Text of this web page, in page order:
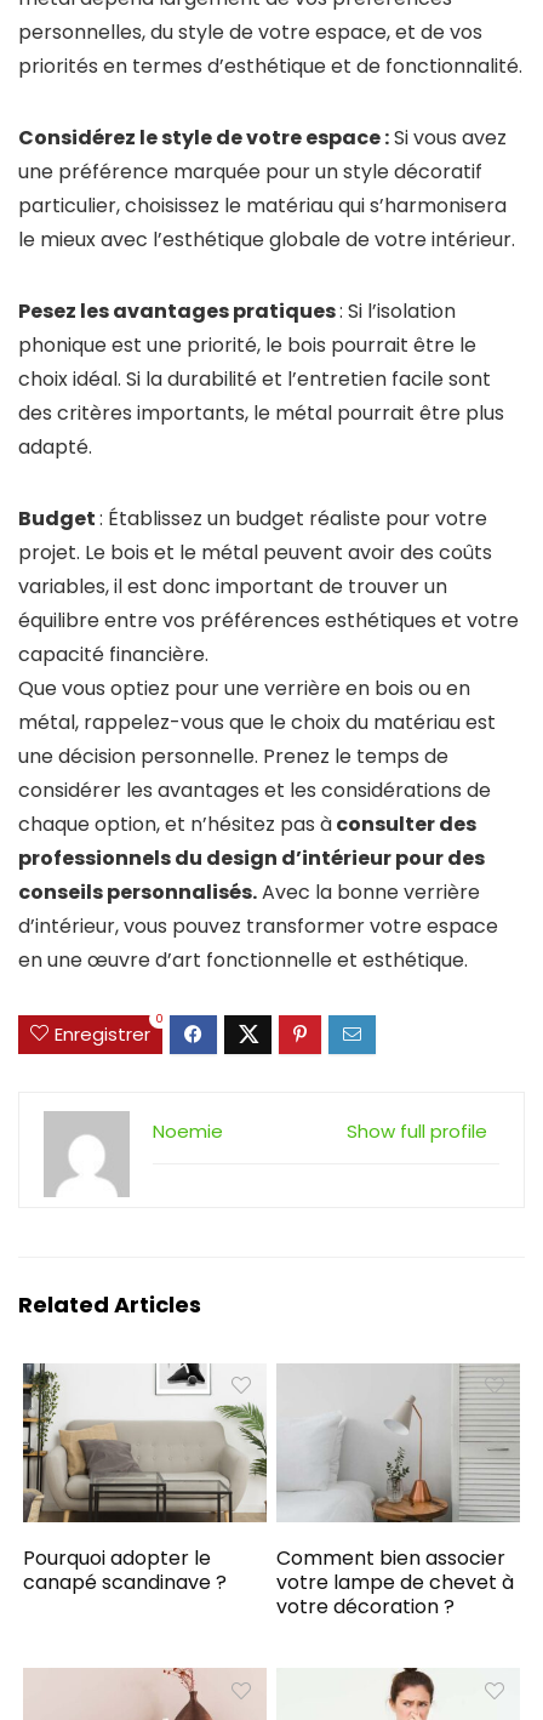
personnelles, du style de votre espace, et de vos
priorités en termes d’esthétique et de fonctionnalité.
Considérez le style de votre espace :Si vous avez
une préférence marquée pour un style décoratif
particulier, choisissez le matériau qui s’harmonisera
le mieux avec l’esthétique globale de votre intérieur.
Pesez les avantages pratiques: Si l’isolation
phonique est une priorité, le bois pourrait être le
choix idéal. Si la durabilité et l’entretien facile sont
des critères importants, le métal pourrait être plus
adapté.
Budget: Établissez un budget réaliste pour votre
projet. Le bois et le métal peuvent avoir des coûts
variables, il est donc important de trouver un
équilibre entre vos préférences esthétiques et votre
capacité financière.
Que vous optiez pour une verrière en bois ou en
métal, rappelez-vous que le choix du matériau est
une décision personnelle. Prenez le temps de
considérer les avantages et les considérations de
chaque option, et n’hésitez pas àconsulter des
professionnels du design d’intérieur pour des
conseils personnalisés.Avec la bonne verrière
d’intérieur, vous pouvez transformer votre espace
en une œuvre d’art fonctionnelle et esthétique.
Enregistrer
0
Show full profile
Noemie
Related Articles
Pourquoi adopter le
canapé scandinave ?
Comment bien associer
votre lampe de chevet à
votre décoration ?